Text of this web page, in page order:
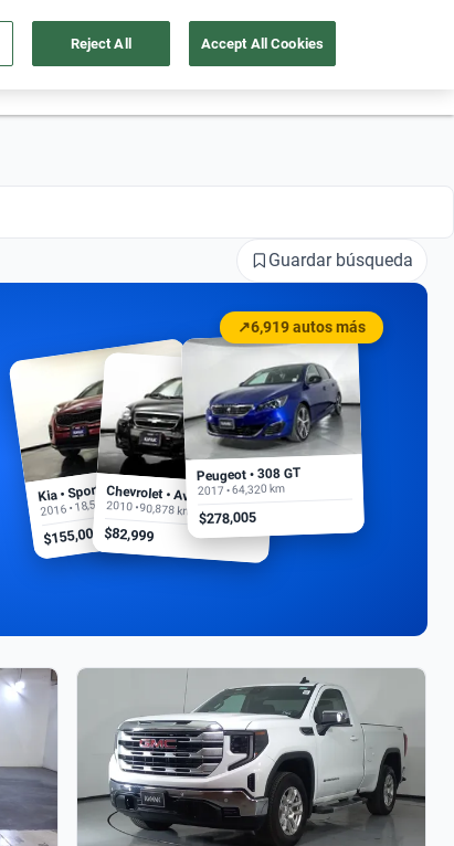
55 4162 9202 Ubicación
Guardar búsqueda
↗6,919 autos más
Kia • Sportage EX
2016 • 18,500 km
$155,000
Chevrolet • Aveo
2010 • 90,878 km
$82,999
Peugeot • 308 GT
2017 • 64,320 km
$278,005
Reject All Accept All Cookies